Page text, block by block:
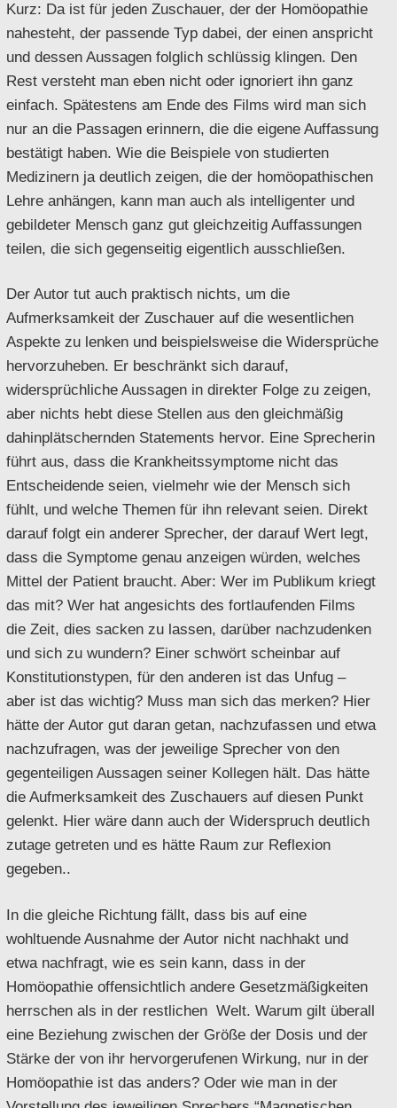
Kurz: Da ist für jeden Zuschauer, der der Homöopathie
nahesteht, der passende Typ dabei, der einen anspricht
und dessen Aussagen folglich schlüssig klingen. Den
Rest versteht man eben nicht oder ignoriert ihn ganz
einfach. Spätestens am Ende des Films wird man sich
nur an die Passagen erinnern, die die eigene Auffassung
bestätigt haben. Wie die Beispiele von studierten
Medizinern ja deutlich zeigen, die der homöopathischen
Lehre anhängen, kann man auch als intelligenter und
gebildeter Mensch ganz gut gleichzeitig Auffassungen
teilen, die sich gegenseitig eigentlich ausschließen.
Der Autor tut auch praktisch nichts, um die
Aufmerksamkeit der Zuschauer auf die wesentlichen
Aspekte zu lenken und beispielsweise die Widersprüche
hervorzuheben. Er beschränkt sich darauf,
widersprüchliche Aussagen in direkter Folge zu zeigen,
aber nichts hebt diese Stellen aus den gleichmäßig
dahinplätschernden Statements hervor. Eine Sprecherin
führt aus, dass die Krankheitssymptome nicht das
Entscheidende seien, vielmehr wie der Mensch sich
fühlt, und welche Themen für ihn relevant seien. Direkt
darauf folgt ein anderer Sprecher, der darauf Wert legt,
dass die Symptome genau anzeigen würden, welches
Mittel der Patient braucht. Aber: Wer im Publikum kriegt
das mit? Wer hat angesichts des fortlaufenden Films
die Zeit, dies sacken zu lassen, darüber nachzudenken
und sich zu wundern? Einer schwört scheinbar auf
Konstitutionstypen, für den anderen ist das Unfug –
aber ist das wichtig? Muss man sich das merken? Hier
hätte der Autor gut daran getan, nachzufassen und etwa
nachzufragen, was der jeweilige Sprecher von den
gegenteiligen Aussagen seiner Kollegen hält. Das hätte
die Aufmerksamkeit des Zuschauers auf diesen Punkt
gelenkt. Hier wäre dann auch der Widerspruch deutlich
zutage getreten und es hätte Raum zur Reflexion
gegeben..
In die gleiche Richtung fällt, dass bis auf eine
wohltuende Ausnahme der Autor nicht nachhakt und
etwa nachfragt, wie es sein kann, dass in der
Homöopathie offensichtlich andere Gesetzmäßigkeiten
herrschen als in der restlichen Welt. Warum gilt überall
eine Beziehung zwischen der Größe der Dosis und der
Stärke der von ihr hervorgerufenen Wirkung, nur in der
Homöopathie ist das anders? Oder wie man in der